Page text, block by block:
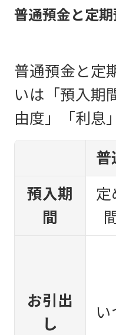
普通預金と定
普通預金と定
いは「預入期
由度」「利息
普
預入期
間
定
お引出
し
い